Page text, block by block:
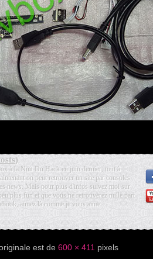
)
à la Nuit Du Hack en juin dernier, tout à
on peut retrouver un site par consoles
news. Mais pour plus d'infos suivez moi sur
plus fun et que vous ne retrouverez nulle part
aimez là comme je vous aime.
est de 600 × 411 pixels